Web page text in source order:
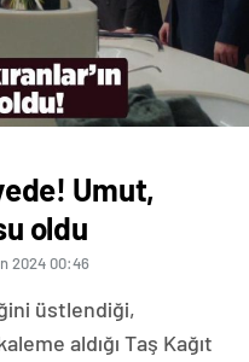
Umut,
oldu
2024 00:46
üstlendiği,
aldığı Taş Kağıt